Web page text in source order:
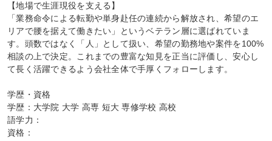
【地場で生涯現役を支える】
「業務命令による転勤や単身赴任の連続から解放され、希望のエ
リアで腰を据えて働きたい」というベテラン層に選ばれていま
す。頭数ではなく「人」として扱い、希望の勤務地や案件を100%
相談の上で決定。これまでの豊富な知見を正当に評価し、安心し
て長く活躍できるよう会社全体で手厚くフォローします。
学歴・資格
学歴：大学院 大学 高専 短大 専修学校 高校
語学力：
資格：